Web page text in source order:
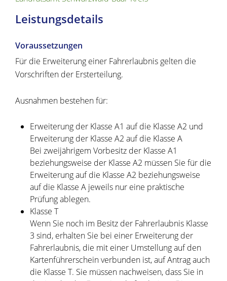
Leistungsdetails
Voraussetzungen
Für die Erweiterung einer Fahrerlaubnis gelten die
Vorschriften der Ersterteilung.
Ausnahmen bestehen für:
Erweiterung der Klasse A1 auf die Klasse A2 und
Erweiterung der Klasse A2 auf die Klasse A
Bei zweijährigem Vorbesitz der Klasse A1
beziehungsweise der Klasse A2 müssen Sie für die
Erweiterung auf die Klasse A2 beziehungsweise
auf die Klasse A jeweils nur eine praktische
Prüfung ablegen.
Klasse T
Wenn Sie noch im Besitz der Fahrerlaubnis Klasse
3 sind, erhalten Sie bei einer Erweiterung der
Fahrerlaubnis, die mit einer Umstellung auf den
Kartenführerschein verbunden ist, auf Antrag auch
die Klasse T. Sie müssen nachweisen, dass Sie in